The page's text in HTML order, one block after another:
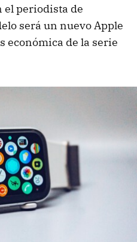
el periodista de
será un nuevo Apple
económica de la serie